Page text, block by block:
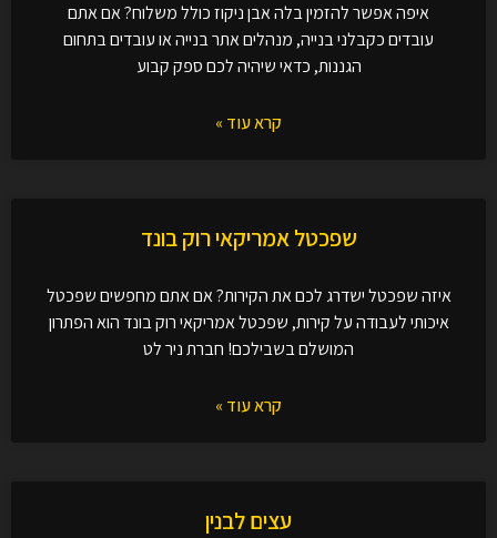
איפה אפשר להזמין בלה אבן ניקוז כולל משלוח? אם אתם
עובדים כקבלני בנייה, מנהלים אתר בנייה או עובדים בתחום
הגננות, כדאי שיהיה לכם ספק קבוע
קרא עוד »
שפכטל אמריקאי רוק בונד
איזה שפכטל ישדרג לכם את הקירות? אם אתם מחפשים שפכטל
איכותי לעבודה על קירות, שפכטל אמריקאי רוק בונד הוא הפתרון
המושלם בשבילכם! חברת ניר לט
קרא עוד »
עצים לבנין